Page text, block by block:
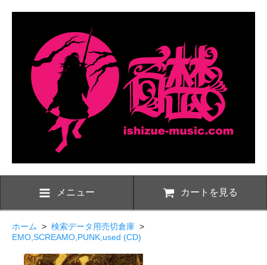
メニュー カートを見る
ホーム > 検索データ用売切倉庫 >
EMO,SCREAMO,PUNK,used (CD)